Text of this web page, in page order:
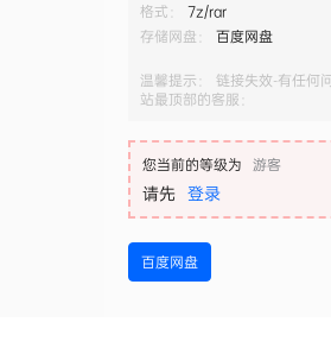
格式： 7z/rar
存储网盘：
百度网盘
温馨提示： 链接失效-有任何
站最顶部的客服：
您当前的等级为 游客
请先 登录
百度网盘